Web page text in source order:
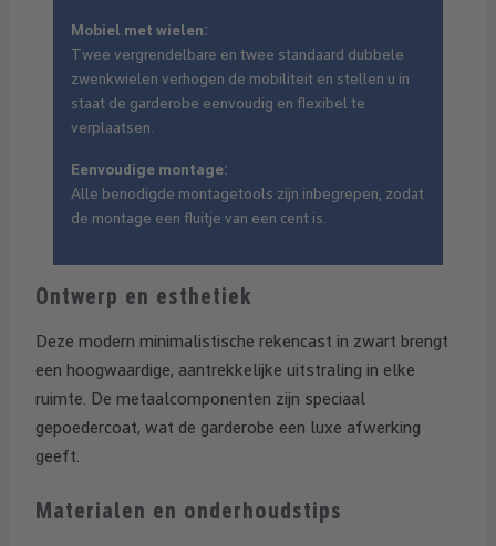
Mobiel met wielen:
Twee vergrendelbare en twee standaard dubbele
zwenkwielen verhogen de mobiliteit en stellen u in
staat de garderobe eenvoudig en flexibel te
verplaatsen.
Eenvoudige montage:
Alle benodigde montagetools zijn inbegrepen, zodat
de montage een fluitje van een cent is.
Ontwerp en esthetiek
Deze modern minimalistische rekencast in zwart brengt
een hoogwaardige, aantrekkelijke uitstraling in elke
ruimte. De metaalcomponenten zijn speciaal
gepoedercoat, wat de garderobe een luxe afwerking
geeft.
Materialen en onderhoudstips